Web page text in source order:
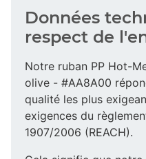
Données
respect de
Notre ruban PP Hot-
olive - #AA8A00
qualité les plus
exigences du
1907/2006 (REACH).